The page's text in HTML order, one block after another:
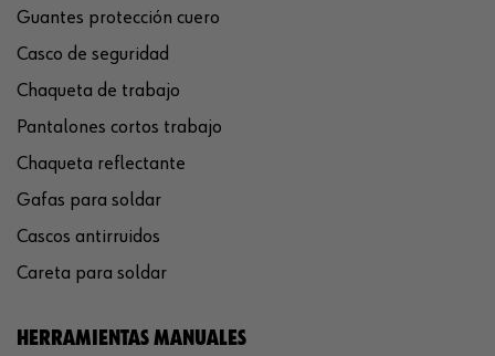
Guantes protección cuero
Casco de seguridad
Chaqueta de trabajo
Pantalones cortos trabajo
Chaqueta reflectante
Gafas para soldar
Cascos antirruidos
Careta para soldar
HERRAMIENTAS MANUALES